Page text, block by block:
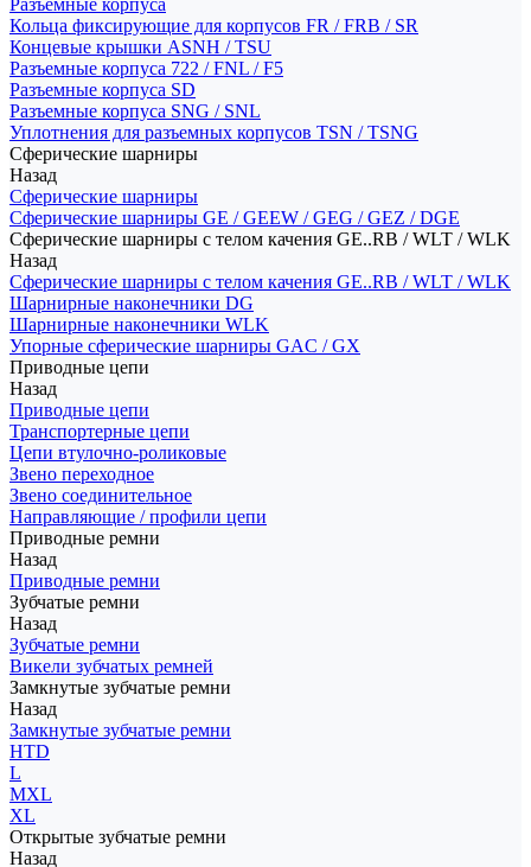
Разъемные корпуса
Кольца фиксирующие для корпусов FR / FRB / SR
Концевые крышки ASNH / TSU
Разъемные корпуса 722 / FNL / F5
Разъемные корпуса SD
Разъемные корпуса SNG / SNL
Уплотнения для разъемных корпусов TSN / TSNG
Сферические шарниры
Назад
Сферические шарниры
Сферические шарниры GE / GEEW / GEG / GEZ / DGE
Сферические шарниры с телом качения GE..RB / WLT / WLK
Назад
Сферические шарниры с телом качения GE..RB / WLT / WLK
Шарнирные наконечники DG
Шарнирные наконечники WLK
Упорные сферические шарниры GAC / GX
Приводные цепи
Назад
Приводные цепи
Транспортерные цепи
Цепи втулочно-роликовые
Звено переходное
Звено соединительное
Направляющие / профили цепи
Приводные ремни
Назад
Приводные ремни
Зубчатые ремни
Назад
Зубчатые ремни
Викели зубчатых ремней
Замкнутые зубчатые ремни
Назад
Замкнутые зубчатые ремни
HTD
L
MXL
XL
Открытые зубчатые ремни
Назад